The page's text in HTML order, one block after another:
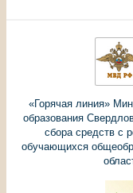
«Горячая линия»
образования
сбора средств с
обучающихся